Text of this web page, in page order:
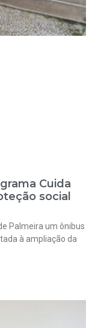
Cuida
social
Palmeira um ônibus
à ampliação da